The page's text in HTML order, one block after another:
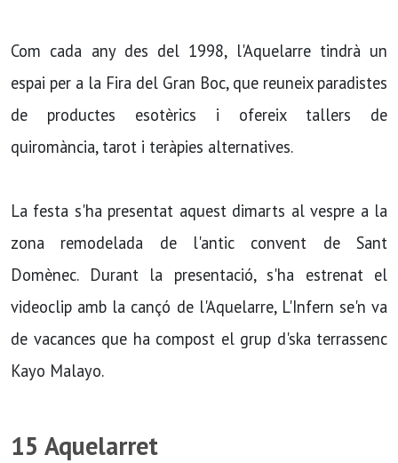
Com cada any des del 1998, l'Aquelarre tindrà un
espai per a la Fira del Gran Boc, que reuneix paradistes
de productes esotèrics i ofereix tallers de
quiromància, tarot i teràpies alternatives.
La festa s'ha presentat aquest dimarts al vespre a la
zona remodelada de l'antic convent de Sant
Domènec. Durant la presentació, s'ha estrenat el
videoclip amb la cançó de l'Aquelarre, L'Infern se'n va
de vacances que ha compost el grup d'ska terrassenc
Kayo Malayo.
15 Aquelarret